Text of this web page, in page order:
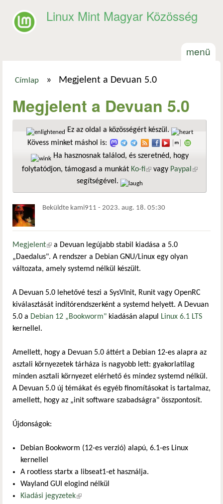
Linux Mint Magyar Közösség
menü
Címlap » Megjelent a Devuan 5.0
Megjelent a Devuan 5.0
Ez az oldal a közösségért készül.
Kövess minket máshol is:
Ha hasznosnak találod, és szeretnéd, hogy
folytatódjon, támogasd a munkát Ko-fi(külső hivatkozás)
vagy Paypal
segítségével.
Beküldte kami911 - 2023. aug. 18. 05:30
Megjelent(külső hivatkozás)
a Devuan legújabb stabil kiadása a 5.0
„Daedalus". A rendszer a Debian GNU/Linux egy olyan
változata, amely systemd nélkül készült.
A Devuan 5.0 lehetővé teszi a SysVInit, Runit vagy OpenRC
kiválasztását indítórendszerként a systemd helyett. A Devuan
5.0 a Debian 12 „Bookworm" kiadásán alapul Linux 6.1 LTS
kernellel.
Amellett, hogy a Devuan 5.0 áttért a Debian 12-es alapra az
asztali környezetek tárháza is nagyobb lett: gyakorlatilag
minden asztali környezet elérhető és mindez systemd nélkül.
A Devuan 5.0 új témákat és egyéb finomításokat is tartalmaz,
amellett, hogy az „init software szabadságra" összpontosít.
Újdonságok:
Debian Bookworm (12-es verzió) alapú, 6.1-es Linux
kernellel
A rootless startx a libseat1-et használja.
Wayland GUI elogind nélkül
Kiadási jegyzetek(külső hivatkozás)